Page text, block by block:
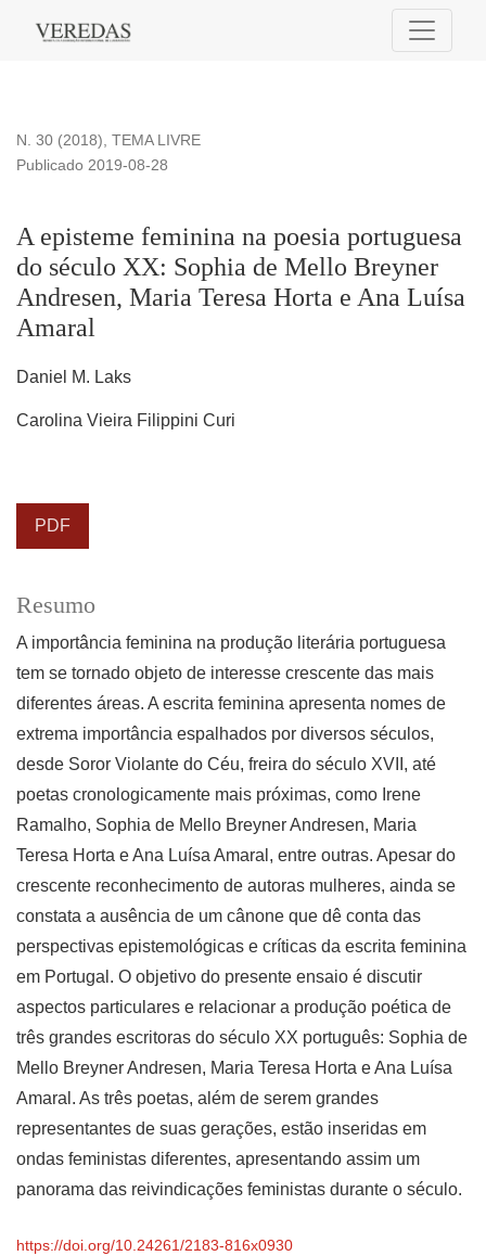
A episteme feminina na poesia portuguesa do século XX:
N. 30 (2018), TEMA LIVRE
A episteme feminina na poesia portuguesa
do século XX: Sophia de Mello Breyner
Andresen, Maria Teresa Horta e Ana Luísa
Amaral
Publicado 2019-08-28
Daniel M. Laks
Carolina Vieira Filippini Curi
PDF
Resumo
A importância feminina na produção literária portuguesa
tem se tornado objeto de interesse crescente das mais
diferentes áreas. A escrita feminina apresenta nomes de
extrema importância espalhados por diversos séculos,
desde Soror Violante do Céu, freira do século XVII, até
poetas cronologicamente mais próximas, como Irene
Ramalho, Sophia de Mello Breyner Andresen, Maria
Teresa Horta e Ana Luísa Amaral, entre outras. Apesar do
crescente reconhecimento de autoras mulheres, ainda se
constata a ausência de um cânone que dê conta das
perspectivas epistemológicas e críticas da escrita feminina
em Portugal. O objetivo do presente ensaio é discutir
aspectos particulares e relacionar a produção poética de
três grandes escritoras do século XX português: Sophia de
Mello Breyner Andresen, Maria Teresa Horta e Ana Luísa
Amaral. As três poetas, além de serem grandes
representantes de suas gerações, estão inseridas em
ondas feministas diferentes, apresentando assim um
panorama das reivindicações feministas durante o século.
https://doi.org/10.24261/2183-816x0930